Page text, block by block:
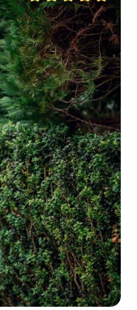
di sostanze
tutte le fasce
grippante,
posizione, sia che
adatta per
portatori di
casa, lo shopping
Valutazione media di